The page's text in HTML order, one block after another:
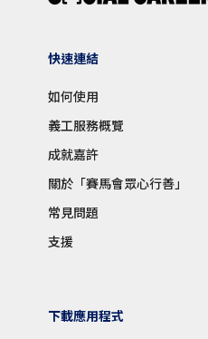
快速連結
如何使用
義工服務概覽
成就嘉許
關於「賽馬會眾心行善」
常見問題
支援
下載應用程式